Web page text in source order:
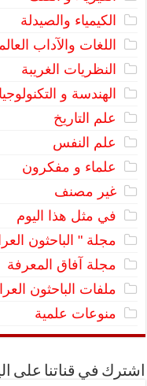
الكيمياء والصيدلة
اللغات والآداب
النظريات الغريبة
الهندسة و التكنولوجيا
علم التاريخ
علم النفس
علماء و مفكرون
غير مصنف
في مثل هذا اليوم
مجلة " الباحثون
مجلة آفاق المعرفة
ملفات الباحثون
منوعات علمية
اشترك في قناتنا على